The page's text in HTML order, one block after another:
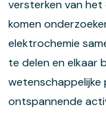
versterken van het
komen
elektrochemie
te delen en elkaar
wetenschappelijke
ontspannende